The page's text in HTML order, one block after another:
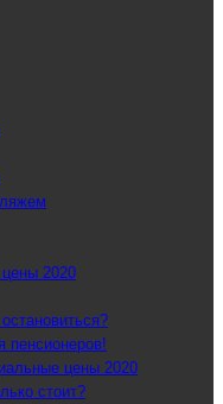
2020
пенсионеров!
цены 2020
стоит?